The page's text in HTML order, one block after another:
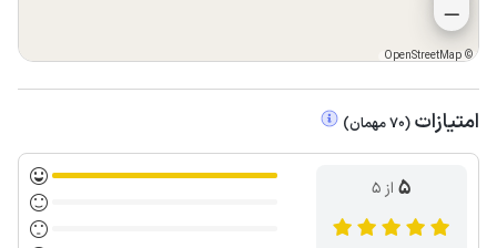
©
OpenStreetMap
امتیازات (
70مهمان)
5 از ۵